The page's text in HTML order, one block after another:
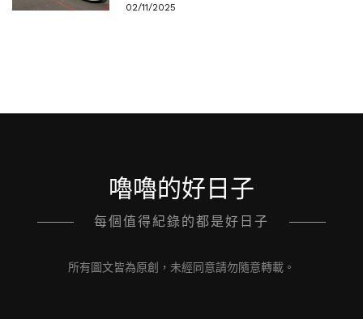
02/11/2025
嚕嚕的好日子
每個值得紀錄的都是好日子
所有圖文皆為原創，未經同意請勿隨意轉載。